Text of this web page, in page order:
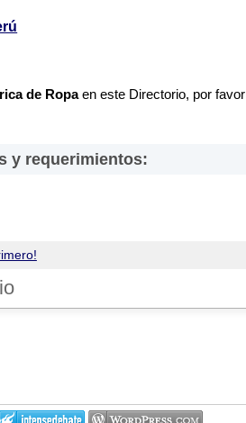
de Ropaen este Directorio, por favor
y requerimientos: